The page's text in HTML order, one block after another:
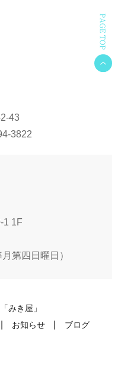
43
3822
1 1F
第四日曜日）
みき屋」
お知らせ
ブログ